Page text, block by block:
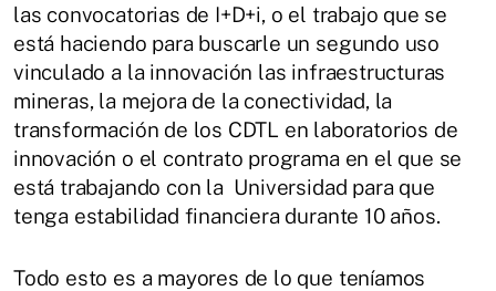
las convocatorias de I+D+i, o el trabajo que se
está haciendo para buscarle un segundo uso
vinculado a la innovación las infraestructuras
mineras, la mejora de la conectividad, la
transformación de los CDTL en laboratorios de
innovación o el contrato programa en el que se
está trabajando con la Universidad para que
tenga estabilidad financiera durante 10 años.
Todo esto es a mayores de lo que teníamos